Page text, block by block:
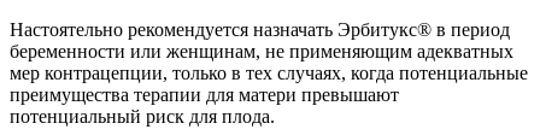
Настоятельно рекомендуется назначать Эрбитукс® в период
беременности или женщинам, не применяющим адекватных
мер контрацепции, только в тех случаях, когда потенциальные
преимущества терапии для матери превышают
потенциальный риск для плода.